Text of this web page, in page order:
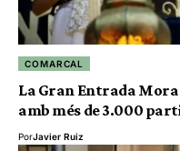
COMARCAL
La Gran Entrada
amb més de 3.000
PorJavier Ruiz